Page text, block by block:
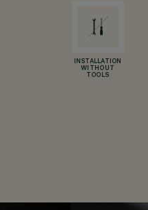
INSTALLATION
WITHOUT
TOOLS